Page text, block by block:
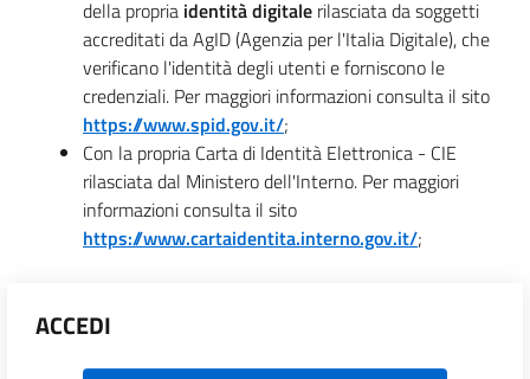
della propria identità digitale rilasciata da soggetti
accreditati da AgID (Agenzia per l'Italia Digitale), che
verificano l'identità degli utenti e forniscono le
credenziali. Per maggiori informazioni consulta il sito
https://www.spid.gov.it/;
Con la propria Carta di Identità Elettronica - CIE
rilasciata dal Ministero dell'Interno. Per maggiori
informazioni consulta il sito
https://www.cartaidentita.interno.gov.it/;
ACCEDI